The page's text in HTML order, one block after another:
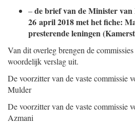
–de brief van de Minister
26 april 2018 met het fiche:
presterende leningen
Van dit overleg brengen de
woordelijk verslag uit.
De voorzitter van de vaste commissie
Mulder
De voorzitter van de vaste commissie
Azmani